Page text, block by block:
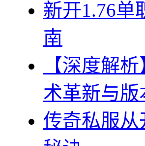
新开1.76单
南
【深度解
术革新与
传奇私服